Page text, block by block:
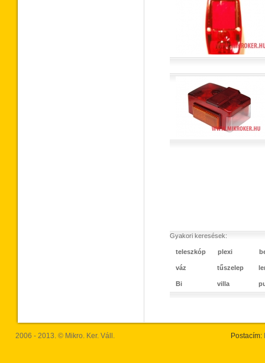
Gyakori keresések:
teleszkóp plexi
váz tűszelep
Bi villa
2006 - 2013. © Mikro. Ker. Váll. Postacím: